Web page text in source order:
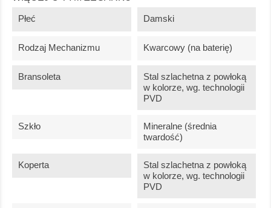
Płeć Damski
Rodzaj Mechanizmu Kwarcowy (na baterię)
Bransoleta
Stal szlachetna z powłoką
w kolorze, wg. technologii
PVD
Szkło
Mineralne (średnia
twardość)
Koperta
Stal szlachetna z powłoką
w kolorze, wg. technologii
PVD